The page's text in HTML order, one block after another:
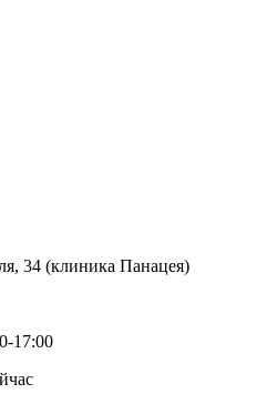
34 (клиника Панацея)
17:00